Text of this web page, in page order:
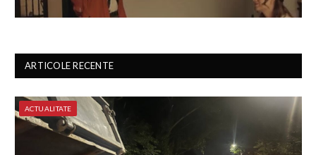
ARTICOLE RECENTE
ACTUALITATE